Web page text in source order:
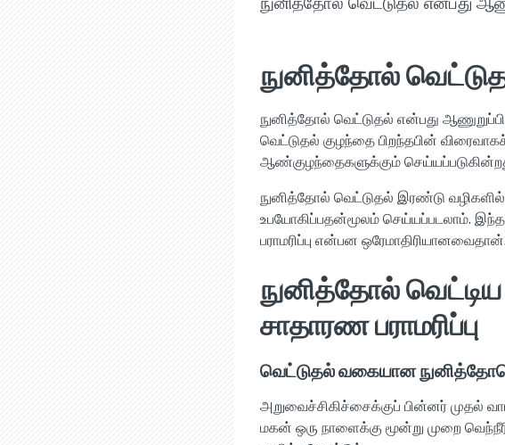
நுனித்தோல்
நுனித்தோல் வெட்டுதல் என்பது
வெட்டுதல் குழந்தை பிறந்தபின்
ஆண்குழந்தைகளுக்கும்
நுனித்தோல் வெட்டுதல் இரண்டு
உபயோகிப்பதன்மூலம் செய்யப்படலாம்.
பராமரிப்பு என்பன ஒரேமாதிரியானவைதான்.
நுனித்தோல்
சாதாரண பராமரிப்பு
வெட்டுதல் வகையான
அறுவைச்சிகிச்சைக்குப் பின்னர் முதல்
மகன் ஒரு நாளைக்கு மூன்று முறை